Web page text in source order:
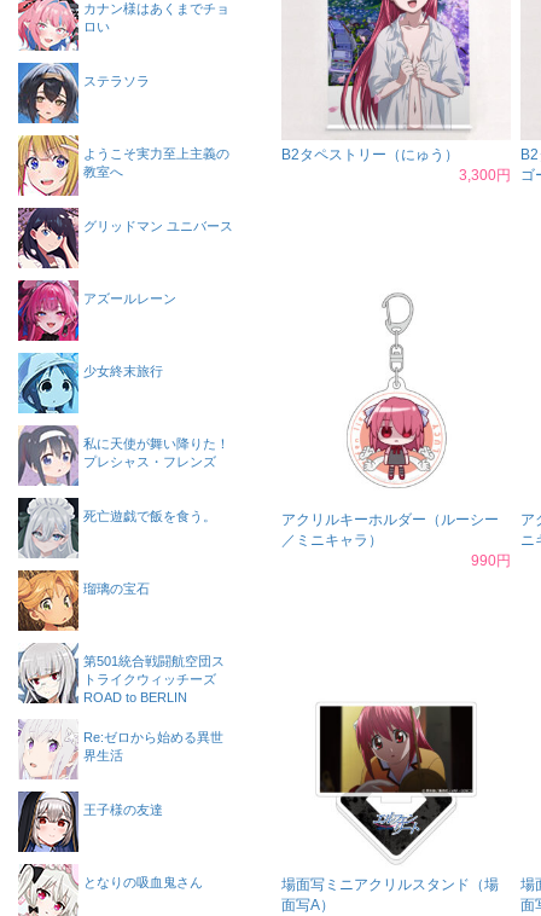
B2タペストリー（にゅう）
3,300円
ゴ
アクリルキーホルダー（ルーシー
／ミニキャラ）
990円
ア
ニ
場面写ミニアクリルスタンド（場
面写A）
場
面
カナン様はあくまでチョ
ロい
ステラソラ
ようこそ実力至上主義の
教室へ
グリッドマン ユニバース
アズールレーン
少女終末旅行
私に天使が舞い降りた！
プレシャス・フレンズ
死亡遊戯で飯を食う。
瑠璃の宝石
第501統合戦闘航空団ス
トライクウィッチーズ
ROAD to BERLIN
Re:ゼロから始める異世
界生活
王子様の友達
となりの吸血鬼さん